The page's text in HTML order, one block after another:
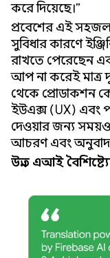
করে দিয়েছে।”
প্রবেশের এই
সুবিধার কারণে
রাখতে পেরেছেন
আপ না করেই মাত্র
থেকে প্রোডাকশন
ইউএক্স (UX) এবং
দেওয়ার জন্য
আচরণ এবং অনুবাদ
উন্নত এআই